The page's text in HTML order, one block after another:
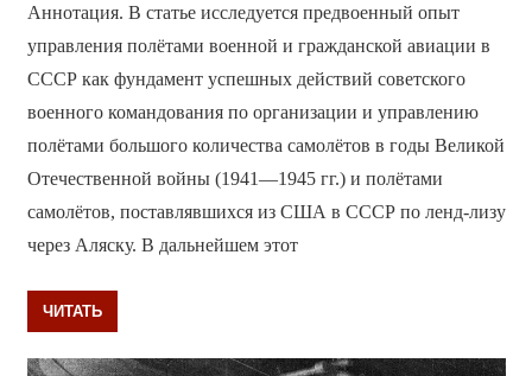
Аннотация. В статье исследуется предвоенный опыт
управления полётами военной и гражданской авиации в
СССР как фундамент успешных действий советского
военного командования по организации и управлению
полётами большого количества самолётов в годы Великой
Отечественной войны (1941—1945 гг.) и полётами
самолётов, поставлявшихся из США в СССР по ленд-лизу
через Аляску. В дальнейшем этот
ЧИТАТЬ